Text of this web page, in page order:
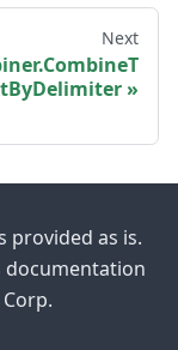
Next
provided as is.